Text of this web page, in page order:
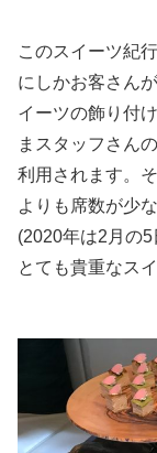
このスイーツ紀
にしかお客さん
イーツの飾り付
まスタッフさん
利用されます。
よりも席数が少
(2020年は2月の5
とても貴重なス